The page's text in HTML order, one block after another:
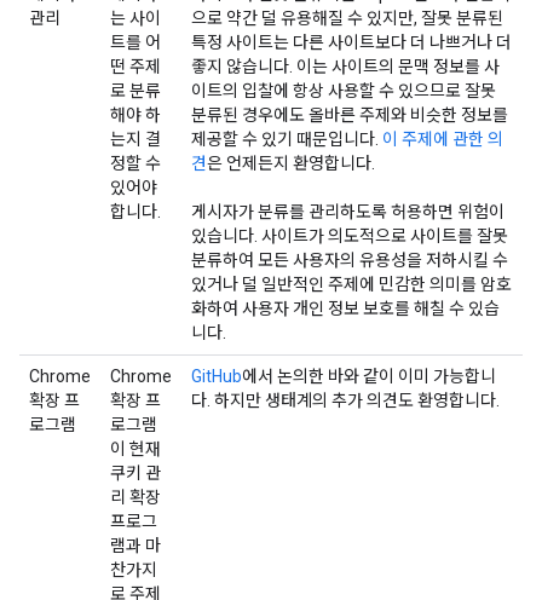
관리
는 사이
트를 어
떤 주제
로 분류
해야 하
는지 결
정할 수
있어야
합니다.
으로 약간 덜 유용해질 수 있지만, 잘못 분류된
특정 사이트는 다른 사이트보다 더 나쁘거나 더
좋지 않습니다. 이는 사이트의 문맥 정보를 사
이트의 입찰에 항상 사용할 수 있으므로 잘못
분류된 경우에도 올바른 주제와 비슷한 정보를
제공할 수 있기 때문입니다. 이 주제에 관한 의
견은 언제든지 환영합니다.
게시자가 분류를 관리하도록 허용하면 위험이
있습니다. 사이트가 의도적으로 사이트를 잘못
분류하여 모든 사용자의 유용성을 저하시킬 수
있거나 덜 일반적인 주제에 민감한 의미를 암호
화하여 사용자 개인 정보 보호를 해칠 수 있습
니다.
Chrome
확장 프
로그램
Chrome
확장 프
로그램
이 현재
쿠키 관
리 확장
프로그
램과 마
찬가지
로 주제
GitHub에서 논의한 바와 같이 이미 가능합니
다. 하지만 생태계의 추가 의견도 환영합니다.